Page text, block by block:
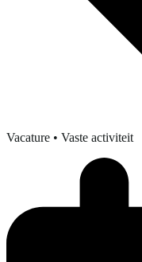
Vacature • Vaste activiteit